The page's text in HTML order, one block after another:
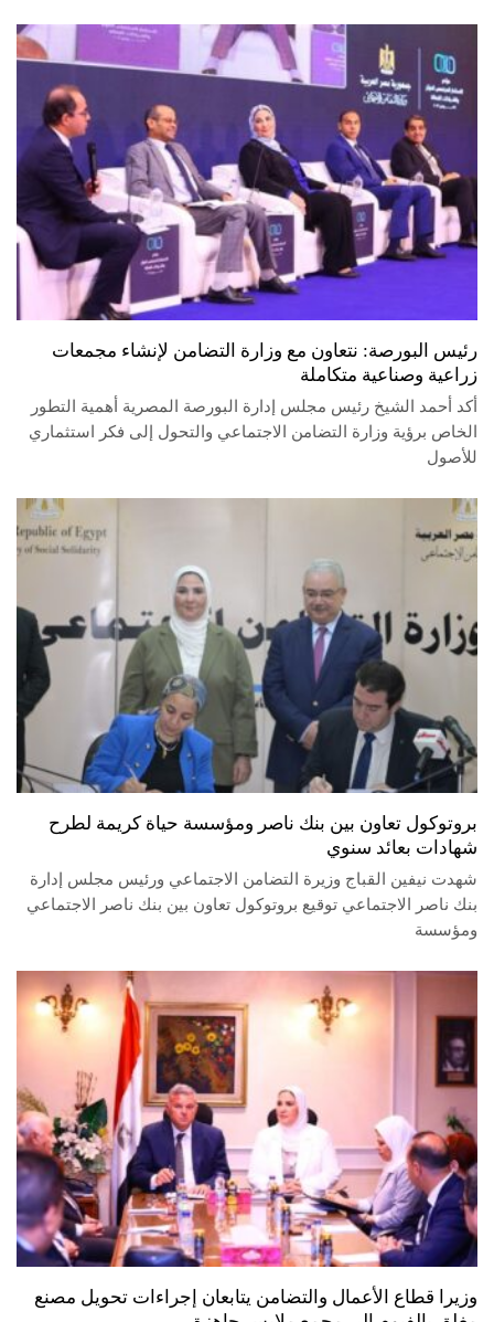
رئيس البورصة: نتعاون مع وزارة التضامن لإنشاء مجمعات
زراعية وصناعية متكاملة
أكد أحمد الشيخ رئيس مجلس إدارة البورصة المصرية أهمية التطور
الخاص برؤية وزارة التضامن الاجتماعي والتحول إلى فكر استثماري
للأصول
بروتوكول تعاون بين بنك ناصر ومؤسسة حياة كريمة لطرح
شهادات بعائد سنوي
شهدت نيفين القباج وزيرة التضامن الاجتماعي ورئيس مجلس إدارة
بنك ناصر الاجتماعي توقيع بروتوكول تعاون بين بنك ناصر الاجتماعي
ومؤسسة
وزيرا قطاع الأعمال والتضامن يتابعان إجراءات تحويل مصنع